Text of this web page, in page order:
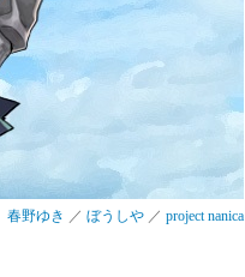
春野ゆき ／ ぼうしや ／ project nanica